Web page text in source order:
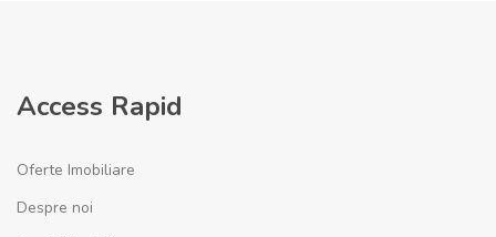
Access Rapid
Oferte Imobiliare
Despre noi